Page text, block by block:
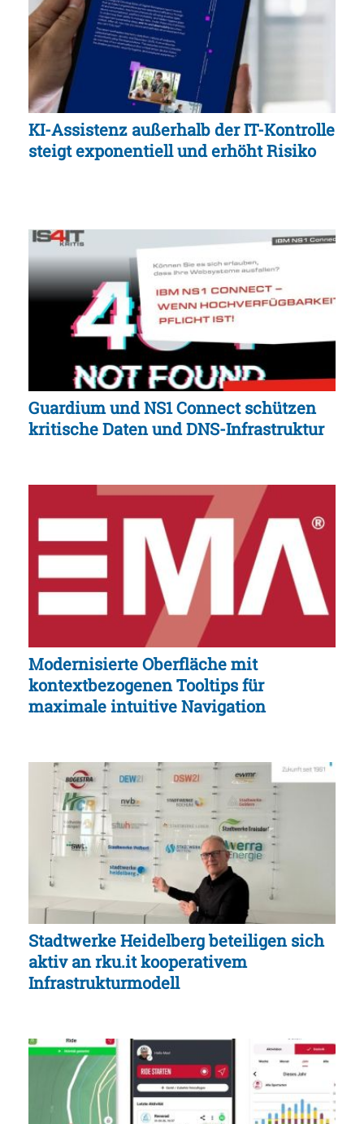
KI-Assistenz außerhalb der IT-Kontrolle
steigt exponentiell und erhöht Risiko
Guardium und NS1 Connect schützen
kritische Daten und DNS-Infrastruktur
Modernisierte Oberfläche mit
kontextbezogenen Tooltips für
maximale intuitive Navigation
Stadtwerke Heidelberg beteiligen sich
aktiv an rku.it kooperativem
Infrastrukturmodell